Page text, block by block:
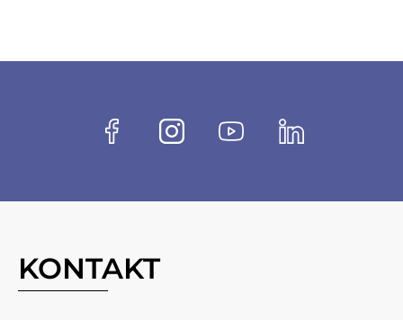
Socials
FacebookInstagramYoutubeLinkedin
KONTAKT